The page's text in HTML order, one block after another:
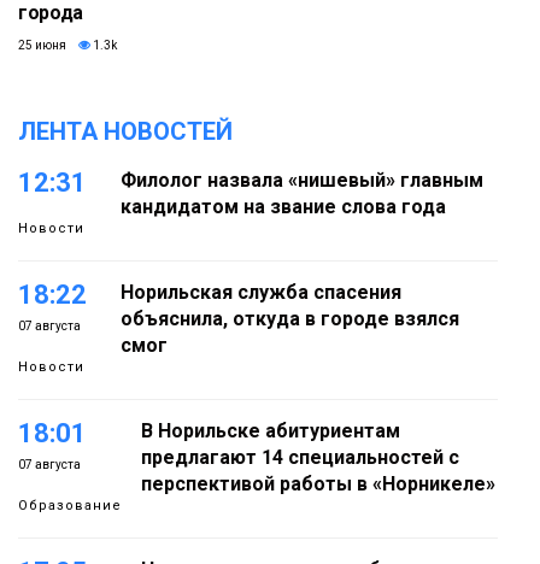
города
25 июня 1.3k
ЛЕНТА НОВОСТЕЙ
12:31
Новости
Филолог назвала «нишевый» главным
кандидатом на звание слова года
18:22
07 августа
Новости
Норильская служба спасения
объяснила, откуда в городе взялся
смог
18:01
07 августа
Образование
В Норильске абитуриентам
предлагают 14 специальностей с
перспективой работы в «Норникеле»